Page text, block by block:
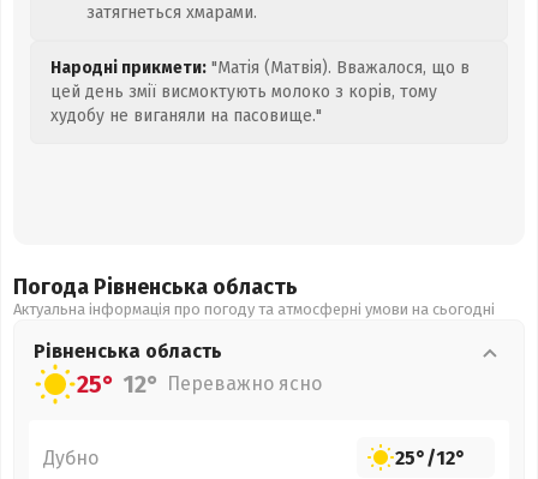
затягнеться хмарами.
Народні прикмети: "Матія (Матвія). Вважалося, що в
цей день змії висмоктують молоко з корів, тому
худобу не виганяли на пасовище."
Погода Рівненська область
Актуальна інформація про погоду та атмосферні умови на сьогодні
Рівненська область
25° 12° Переважно ясно
Дубно 25°/12°